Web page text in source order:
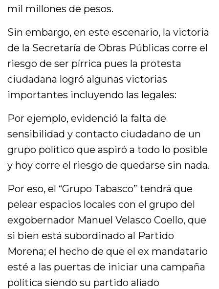
mil millones de pesos.
Sin embargo, en este escenario, la victoria
de la Secretaría de Obras Públicas corre el
riesgo de ser pírrica pues la protesta
ciudadana logró algunas victorias
importantes incluyendo las legales:
Por ejemplo, evidenció la falta de
sensibilidad y contacto ciudadano de un
grupo político que aspiró a todo lo posible
y hoy corre el riesgo de quedarse sin nada.
Por eso, el “Grupo Tabasco” tendrá que
pelear espacios locales con el grupo del
exgobernador Manuel Velasco Coello, que
si bien está subordinado al Partido
Morena; el hecho de que el ex mandatario
esté a las puertas de iniciar una campaña
política siendo su partido aliado